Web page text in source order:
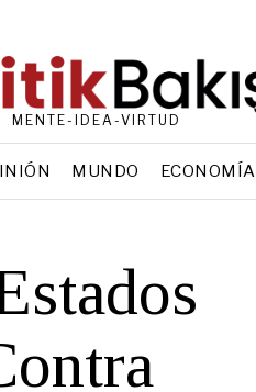
MENTE-IDEA-VIRTUD
MUNDO ECONOMÍA